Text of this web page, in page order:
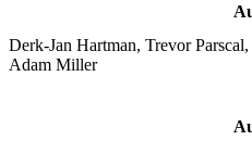
Derk-Jan Hartman, Trevor
Adam Miller